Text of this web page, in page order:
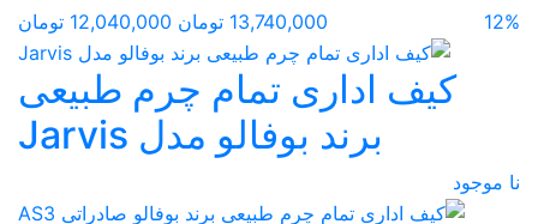
12% 13,740,000 تومان 12,040,000 تومان
کیف اداری تمام چرم طبیعی
برند بوفالو مدل Jarvis
نا موجود